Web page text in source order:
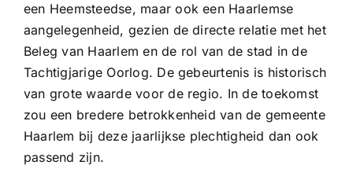
een Heemsteedse, maar ook een Haarlemse
aangelegenheid, gezien de directe relatie met het
Beleg van Haarlem en de rol van de stad in de
Tachtigjarige Oorlog. De gebeurtenis is historisch
van grote waarde voor de regio. In de toekomst
zou een bredere betrokkenheid van de gemeente
Haarlem bij deze jaarlijkse plechtigheid dan ook
passend zijn.